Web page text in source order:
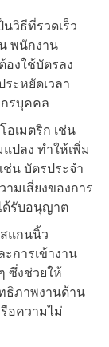
วิธีที่รวดเร็ว
พนักงาน
งใช้บัตรลง
ระหยัดเวลา
รบุคคล
เมตริก เช่น
ปลง ทำให้เพิ่ม
ช่น บัตรประจำ
มเสี่ยงของการ
ด้รับอนุญาต
แกนนิ้ว
ะการเข้างาน
ซึ่งช่วยให้
ธิภาพงานด้าน
อความไม่